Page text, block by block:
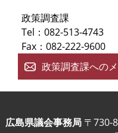
政策調査課
Tel：082-513-4743
Fax：082-222-9600
政策調査課への
広島県議会事務局 〒730-